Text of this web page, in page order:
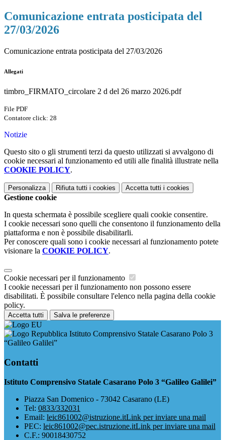
Comunicazione entrata posticipata del
27/03/2026
Comunicazione entrata posticipata del 27/03/2026
Allegati
timbro_FIRMATO_circolare 2 d del 26 marzo 2026.pdf
File PDF
Contatore click: 28
Notizie
Questo sito o gli strumenti terzi da questo utilizzati si avvalgono di
cookie necessari al funzionamento ed utili alle finalità illustrate nella
COOKIE POLICY.
Personalizza Rifiuta tutti i cookies Accetta tutti i cookies
Gestione cookie
In questa schermata è possibile scegliere quali cookie consentire.
I cookie necessari sono quelli che consentono il funzionamento della
piattaforma e non è possibile disabilitarli.
Per conoscere quali sono i cookie necessari al funzionamento potete
visionare la COOKIE POLICY.
Cookie necessari per il funzionamento
I cookie necessari per il funzionamento non possono essere
disabilitati. È possibile consultare l'elenco nella pagina della cookie
policy.
Accetta tutti Salva le preferenze
Istituto Comprensivo Statale Casarano Polo 3
“Galileo Galilei”
Contatti
Istituto Comprensivo Statale Casarano Polo 3 “Galileo Galilei”
Piazza San Domenico - 73042 Casarano (LE)
Tel: 0833/332031
Email: leic861002@istruzione.itLink per inviare una mail
PEC: leic861002@pec.istruzione.itLink per inviare una mail
C.F.: 90018430752